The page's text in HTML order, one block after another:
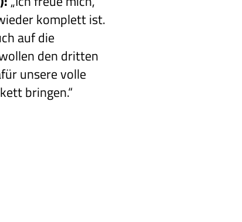
komplett ist.
auf die
den dritten
unsere volle
bringen.“